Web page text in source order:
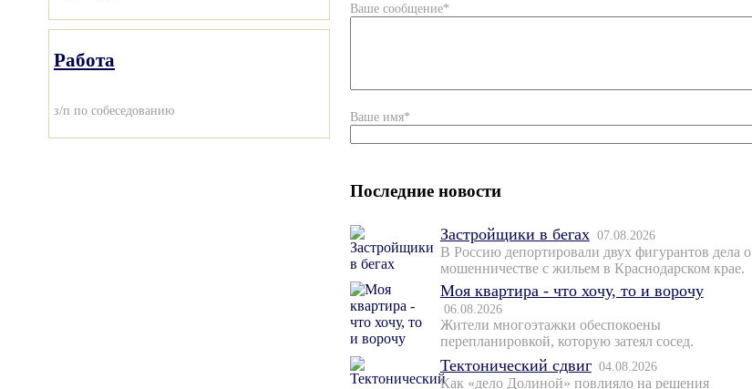
Работа
з/п по собеседованию
Ваше сообщение*
Ваше имя*
Последние новости
Застройщики в бегах 07.08.2026
В Россию депортировали двух фигурантов дела о
мошенничестве с жильем в Краснодарском крае.
Моя квартира - что хочу, то и ворочу
06.08.2026
Жители многоэтажки обеспокоены
перепланировкой, которую затеял сосед.
Тектонический сдвиг 04.08.2026
Как «дело Долиной» повлияло на решения